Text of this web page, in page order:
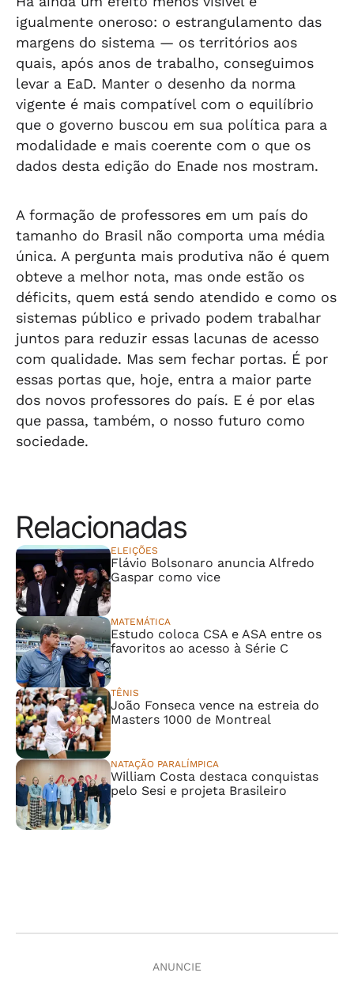
igualmente oneroso: o estrangulamento das
margens do sistema — os territórios aos
quais, após anos de trabalho, conseguimos
levar a EaD. Manter o desenho da norma
vigente é mais compatível com o equilíbrio
que o governo buscou em sua política para a
modalidade e mais coerente com o que os
dados desta edição do Enade nos mostram.
A formação de professores em um país do
tamanho do Brasil não comporta uma média
única. A pergunta mais produtiva não é quem
obteve a melhor nota, mas onde estão os
déficits, quem está sendo atendido e como os
sistemas público e privado podem trabalhar
juntos para reduzir essas lacunas de acesso
com qualidade. Mas sem fechar portas. É por
essas portas que, hoje, entra a maior parte
dos novos professores do país. E é por elas
que passa, também, o nosso futuro como
sociedade.
Relacionadas
ELEIÇÕES
Flávio Bolsonaro anuncia Alfredo
Gaspar como vice
MATEMÁTICA
Estudo coloca CSA e ASA entre os
favoritos ao acesso à Série C
TÊNIS
João Fonseca vence na estreia do
Masters 1000 de Montreal
NATAÇÃO PARALÍMPICA
William Costa destaca conquistas
pelo Sesi e projeta Brasileiro
ANUNCIE